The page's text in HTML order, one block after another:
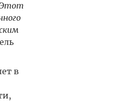
Этот
в